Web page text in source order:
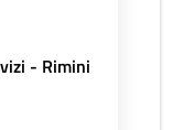
- Rimini